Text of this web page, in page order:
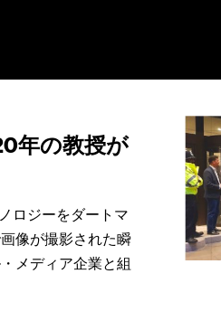
年の教授が
ロジーをダートマ
像が撮影された瞬
メディア企業と組